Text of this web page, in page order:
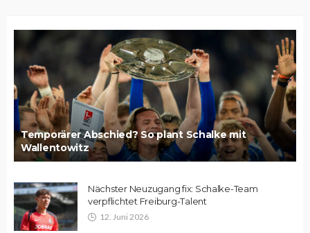
Temporärer Abschied? So plant Schalke mit
Wallentowitz
Nächster Neuzugang fix: Schalke-Team
verpflichtet Freiburg-Talent
12. Juni 2026